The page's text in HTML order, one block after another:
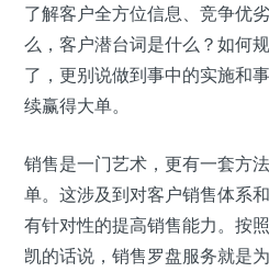
了解客户全方位信息、竞争优
么，客户潜台词是什么？如何
了，更别说做到事中的实施和
续赢得大单。
销售是一门艺术，更有一套方
单。这涉及到对客户销售体系
有针对性的提高销售能力。按
凯的话说，销售罗盘服务就是